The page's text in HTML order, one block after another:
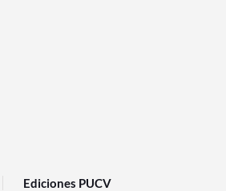
Ediciones PUCV